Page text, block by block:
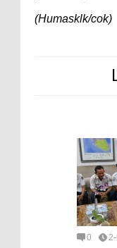
(Humasklk/cok)
0